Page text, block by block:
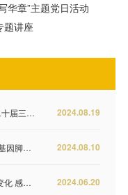
华章”主题党日活动
题讲座
2024.08.19
学院党委召开扩大会议传达学习党的二十届三中全会精神
2024.08.10
信息工程系开展“党章党纪心中驻 红色基因脚下行”主题党日活动
2024.06.20
国际贸易系学生党支部举办“寻访家乡变化 感悟伟大成就”摄影展